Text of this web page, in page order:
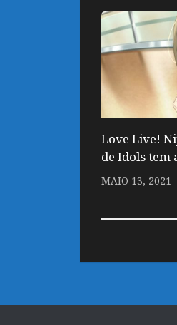
Love Live!
de Idols tem
MAIO 13, 2021